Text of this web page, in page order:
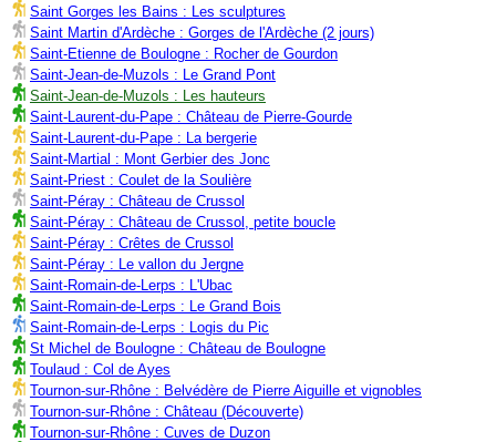
Saint Gorges les Bains : Les sculptures
Saint Martin d'Ardèche : Gorges de l'Ardèche (2 jours)
Saint-Etienne de Boulogne : Rocher de Gourdon
Saint-Jean-de-Muzols : Le Grand Pont
Saint-Jean-de-Muzols : Les hauteurs
Saint-Laurent-du-Pape : Château de Pierre-Gourde
Saint-Laurent-du-Pape : La bergerie
Saint-Martial : Mont Gerbier des Jonc
Saint-Priest : Coulet de la Soulière
Saint-Péray : Château de Crussol
Saint-Péray : Château de Crussol, petite boucle
Saint-Péray : Crêtes de Crussol
Saint-Péray : Le vallon du Jergne
Saint-Romain-de-Lerps : L'Ubac
Saint-Romain-de-Lerps : Le Grand Bois
Saint-Romain-de-Lerps : Logis du Pic
St Michel de Boulogne : Château de Boulogne
Toulaud : Col de Ayes
Tournon-sur-Rhône : Belvédère de Pierre Aiguille et vignobles
Tournon-sur-Rhône : Château (Découverte)
Tournon-sur-Rhône : Cuves de Duzon